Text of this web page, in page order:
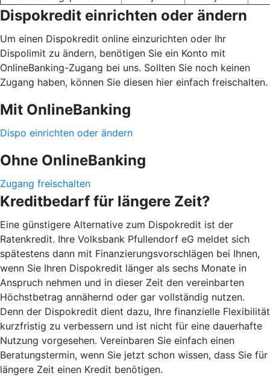
Dispokredit einrichten oder ändern
Um einen Dispokredit online einzurichten oder Ihr
Dispolimit zu ändern, benötigen Sie ein Konto mit
OnlineBanking-Zugang bei uns. Sollten Sie noch keinen
Zugang haben, können Sie diesen hier einfach freischalten.
Mit OnlineBanking
Dispo einrichten oder ändern
Ohne OnlineBanking
Zugang freischalten
Kreditbedarf für längere Zeit?
Eine günstigere Alternative zum Dispokredit ist der
Ratenkredit. Ihre Volksbank Pfullendorf eG meldet sich
spätestens dann mit Finanzierungsvorschlägen bei Ihnen,
wenn Sie Ihren Dispokredit länger als sechs Monate in
Anspruch nehmen und in dieser Zeit den vereinbarten
Höchstbetrag annähernd oder gar vollständig nutzen.
Denn der Dispokredit dient dazu, Ihre finanzielle Flexibilität
kurzfristig zu verbessern und ist nicht für eine dauerhafte
Nutzung vorgesehen. Vereinbaren Sie einfach einen
Beratungstermin, wenn Sie jetzt schon wissen, dass Sie für
längere Zeit einen Kredit benötigen.